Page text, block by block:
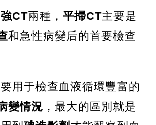
CT兩種， 平掃CT主要是
和急性病變后的首要檢查
用于檢查血液循環豐富的
變情況 ，最大的區別就是